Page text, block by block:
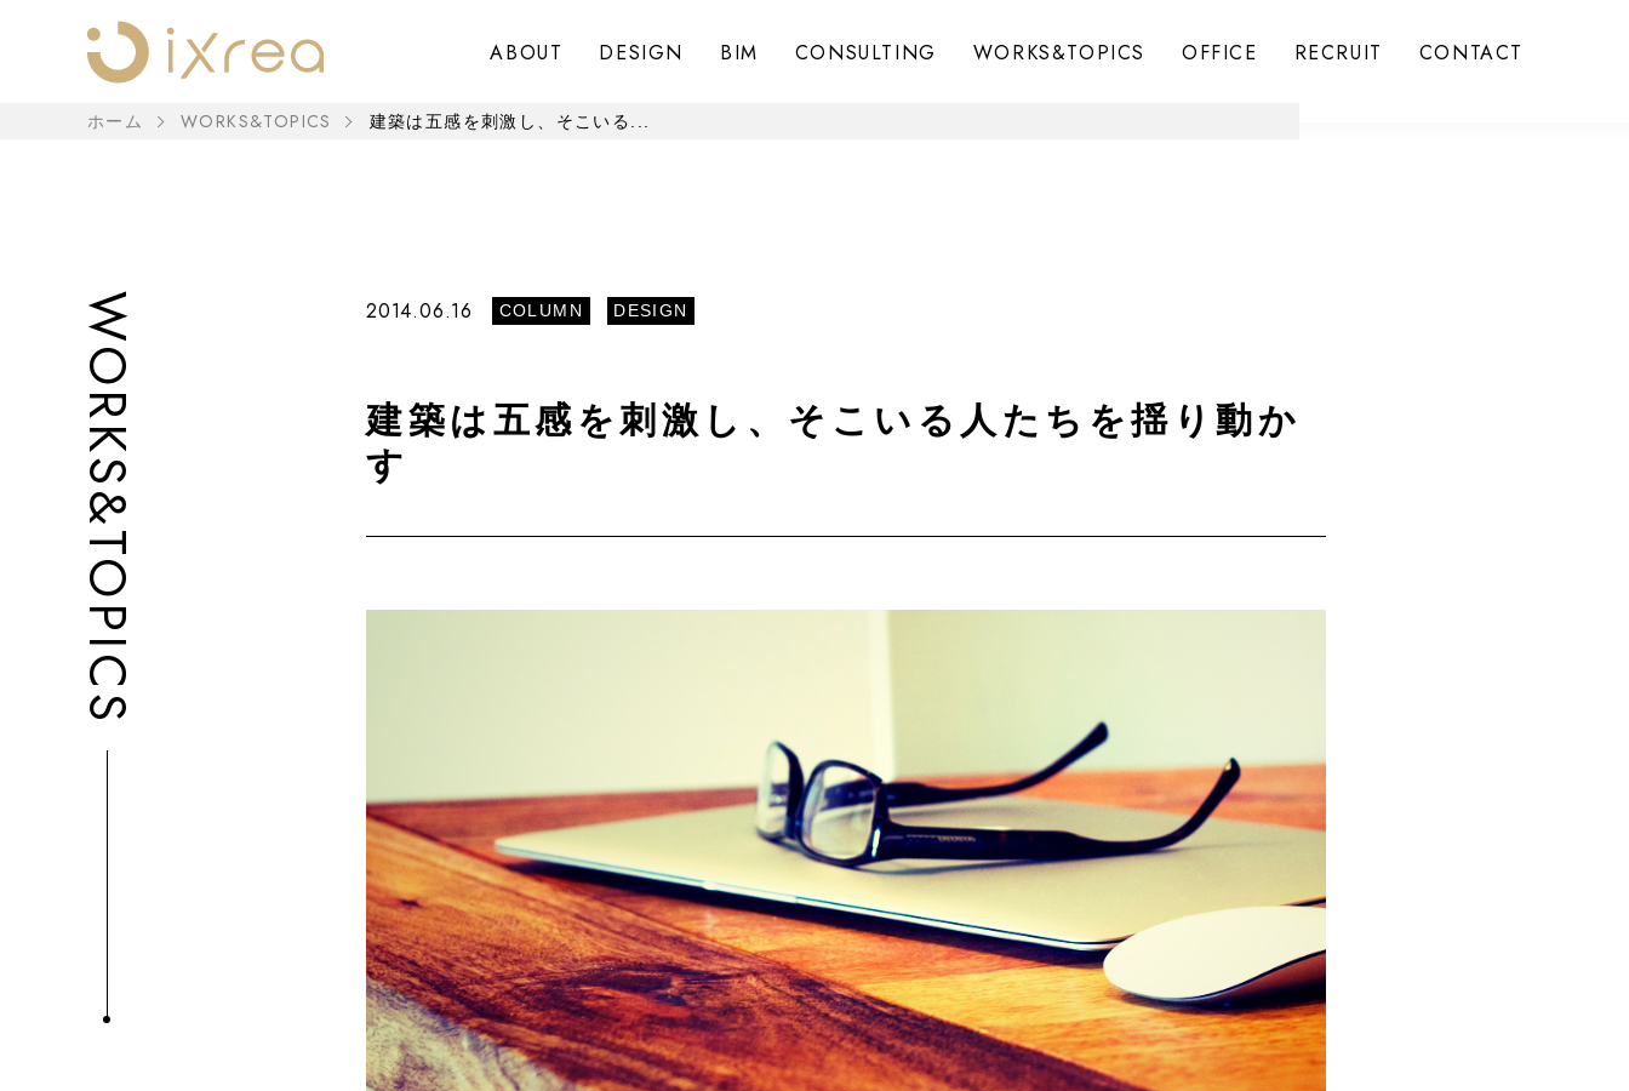
ABOUT DESIGN BIM CONSULTING WORKS&TOPICS OFFICE RECRUIT CONTACT
ホーム WORKS&TOPICS 建築は五感を刺激し、そこいる...
WORKS&TOPICS 2014.06.16 COLUMN DESIGN
建築は五感を刺激し、そこいる人たちを揺り動か
す